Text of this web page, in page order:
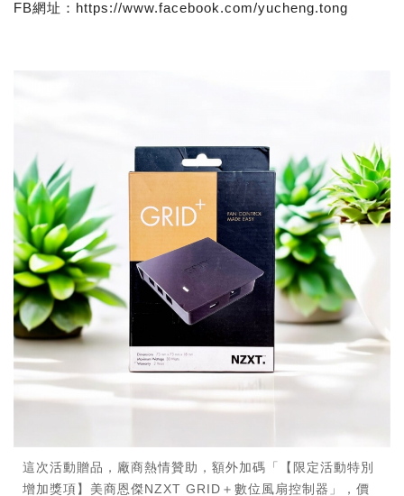
FB網址：https://www.facebook.com/yucheng.tong
這次活動贈品，廠商熱情贊助，額外加碼「【限定活動特別
增加獎項】美商恩傑NZXT GRID＋數位風扇控制器」，價